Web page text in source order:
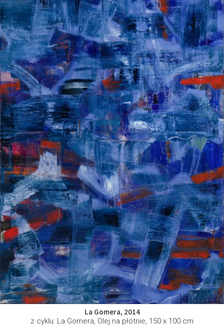
La Gomera, 2014
z cyklu: La Gomera, Olej na płótnie, 150 x 100 cm